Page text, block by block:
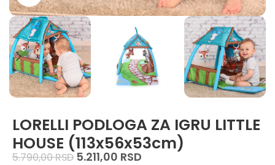
LORELLI PODLOGA ZA IGRU LITTLE
HOUSE (113x56x53cm)
5.790,00RSD 5.211,00 RSD